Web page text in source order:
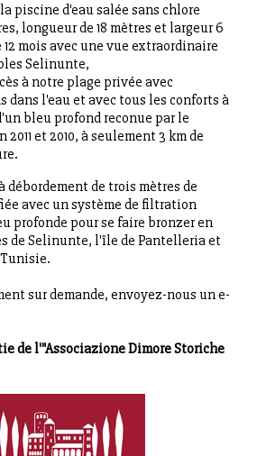
piscine d'eau salée sans chlore
longueur de 18 mètres et largeur 6
mois avec une vue extraordinaire
Selinunte,
à notre plage privée avec
dans l'eau et avec tous les conforts à
bleu profond reconue par le
2011 et 2010, à seulement 3 km de
débordement de trois mètres de
avec un système de filtration
profonde pour se faire bronzer en
de Selinunte, l'île de Pantelleria et
sur demande, envoyez-nous un e-
de l'"Associazione Dimore Storiche